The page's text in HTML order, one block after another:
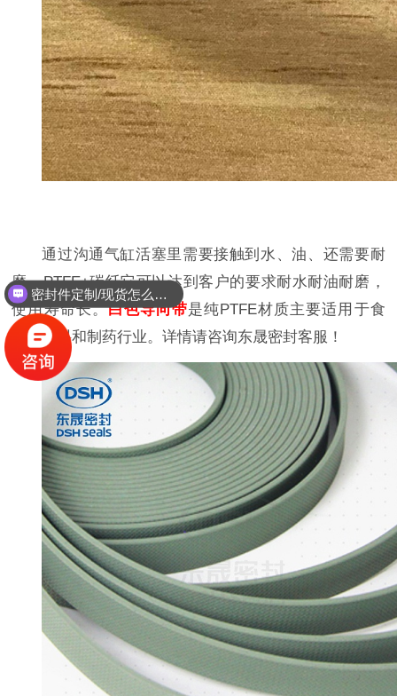
通过沟通气缸活塞里需要接触到水、油、还需要耐
磨，PTFE+碳纤它可以达到客户的要求耐水耐油耐磨，
使用寿命长。白色导向带是纯PTFE材质主要适用于食
品、饮料和制药行业。详情请咨询东晟密封客服！